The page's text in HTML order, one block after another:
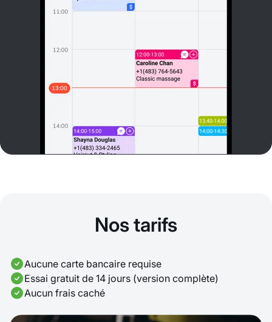
Nos tarifs
Aucune carte bancaire requise
Essai gratuit de 14 jours (version complète)
Aucun frais caché